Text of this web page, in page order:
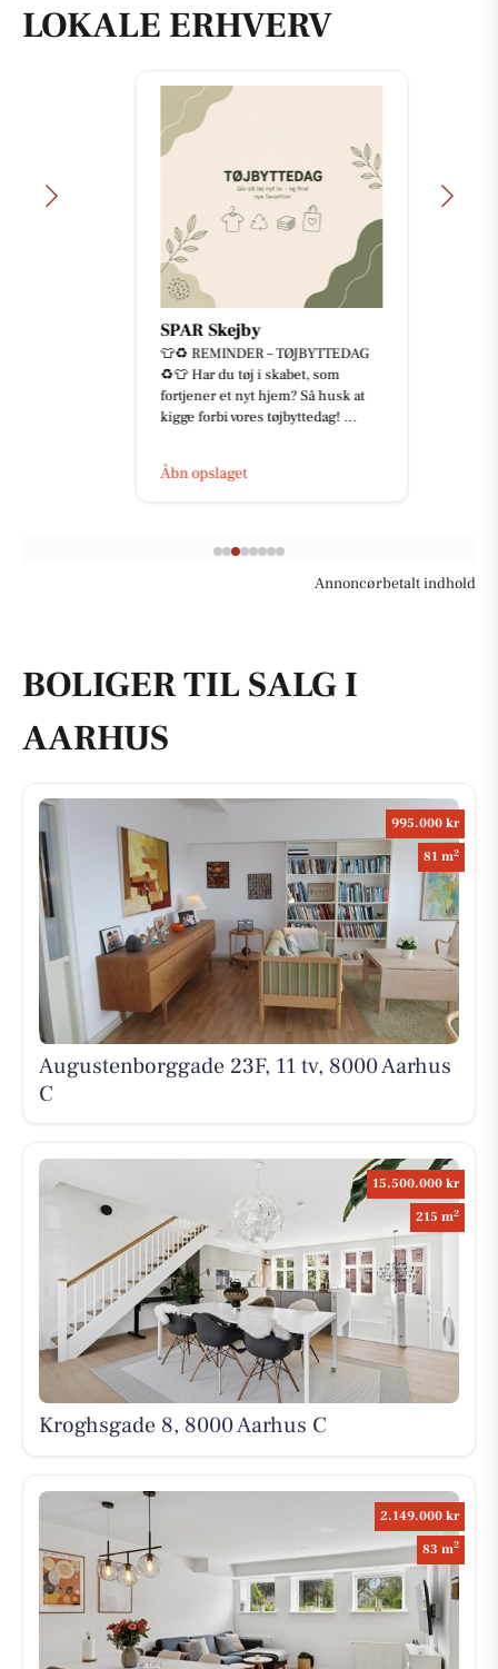
LOKALE ERHVERV
SPAR Skejby
👕♻️ REMINDER – TØJBYTTEDAG
♻️👕 Har du tøj i skabet, som
fortjener et nyt hjem? Så husk at
kigge forbi vores tøjbyttedag! ...
Åbn opslaget
Annoncørbetalt indhold
BOLIGER TIL SALG I
AARHUS
995.000 kr
81 m2
Augustenborggade 23F, 11 tv, 8000 Aarhus
C
15.500.000 kr
215 m2
Kroghsgade 8, 8000 Aarhus C
2.149.000 kr
83 m2